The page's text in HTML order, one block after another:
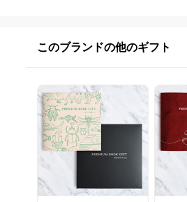
このブランドの他のギフト